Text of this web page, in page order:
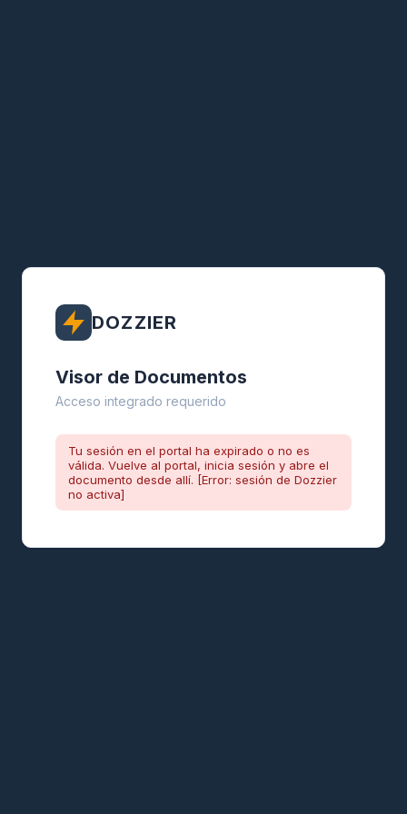
DOZZIER
Visor de Documentos
Acceso integrado requerido
Tu sesión en el portal ha expirado o no es
válida. Vuelve al portal, inicia sesión y abre el
documento desde allí. [Error: sesión de Dozzier
no activa]